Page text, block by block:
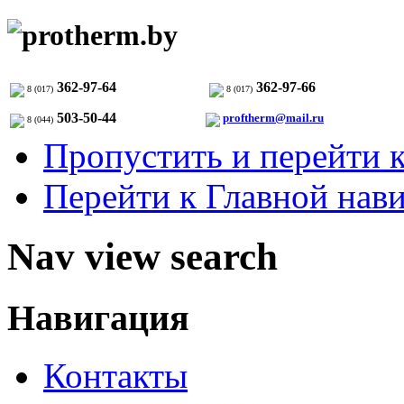
8 (017) 362-97-64 8 (017) 362-97-66
8 (044) 503-50-44 proftherm@mail.ru
Пропустить и перейти
Перейти к Главной
Nav view search
Навигация
Контакты